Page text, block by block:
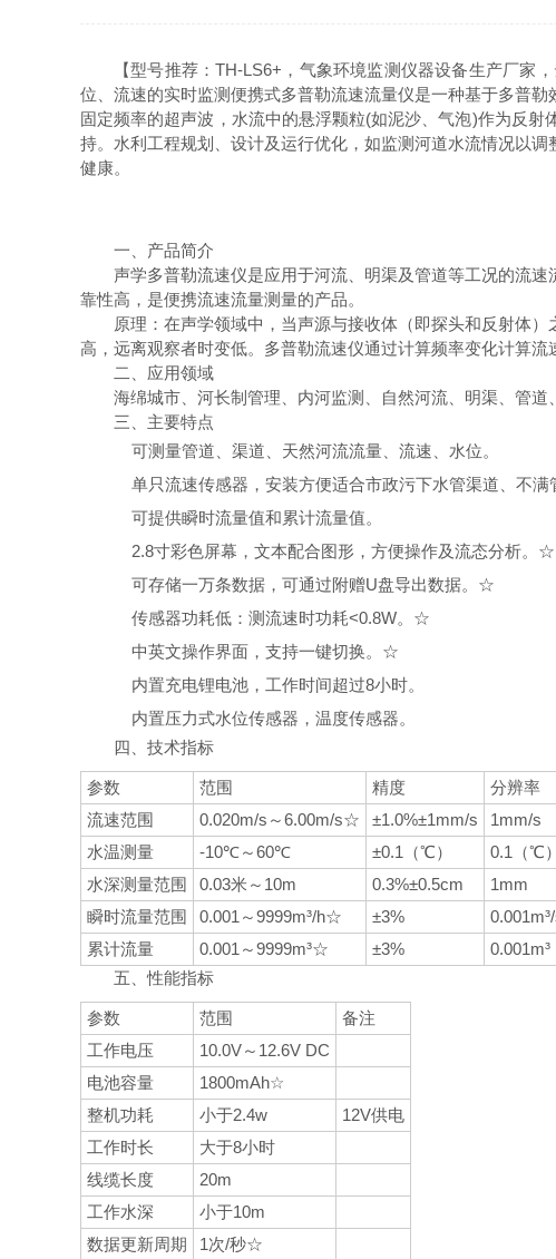
【型号推荐：TH-LS6+ ，气象环境监测仪器设备生产厂家
位、流速的实时监测便携式多普勒流速流量仪是一种基于多普
固定频率的超声波，水流中的悬浮颗粒(如泥沙、气泡)作为反
持。水利工程规划、设计及运行优化，如监测河道水流情况以
健康。
一、产品简介
声学多普勒流速仪是应用于河流、明渠及管道等工况的流
靠性高，是便携流速流量测量的产品。
原理：在声学领域中，当声源与接收体（即探头和反射体
高，远离观察者时变低。多普勒流速仪通过计算频率变化计算流
二、应用领域
海绵城市、河长制管理、内河监测、自然河流、明渠、管道
三、主要特点
可测量管道、渠道、天然河流流量、流速、水位。
单只流速传感器，安装方便适合市政污下水管渠道、不
可提供瞬时流量值和累计流量值。
2.8寸彩色屏幕，文本配合图形，方便操作及流态分析。 ☆
可存储一万条数据，可通过附赠U盘导出数据。 ☆
传感器功耗低：测流速时功耗<0.8W。 ☆
中英文操作界面，支持一键切换。 ☆
内置充电锂电池，工作时间超过8小时。
内置压力式水位传感器，温度传感器。
四、技术指标
参数 范围 精度
分辨率
流速范围
0.020m/s～6.00m/s☆ ±1.0%±1mm/s
1mm/s
水温测量
-10℃～60℃ ±0.1（℃）
0.1（℃）
水深测量范围
0.03米～10m 0.3%±0.5cm
1mm
瞬时流量范围
0.001～9999m³/h☆ ±3%
累计流量
0.001～9999m³☆ ±3%
0.001m³
五、性能指标
参数 范围
备注
工作电压
10.0V～12.6V DC
电池容量
1800mAh☆
整机功耗
小于2.4w
12V供电
工作时长
大于8小时
线缆长度
20m
工作水深
小于10m
数据更新周期
1次/秒☆